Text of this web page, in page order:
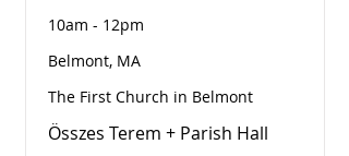
10am - 12pm
Belmont, MA
The First Church in Belmont
Összes Terem + Parish Hall